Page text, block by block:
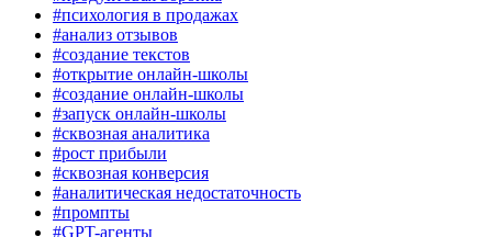
#психология в продажах
#анализ отзывов
#создание текстов
#открытие онлайн-школы
#создание онлайн-школы
#запуск онлайн-школы
#сквозная аналитика
#рост прибыли
#сквозная конверсия
#аналитическая недостаточность
#промпты
#GPT-агенты